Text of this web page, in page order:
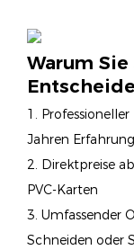
Warum Sie
1.
Jahren Erfahrung
2. Direktpreise
PVC-Karten
3. Umfassender
Schneiden oder